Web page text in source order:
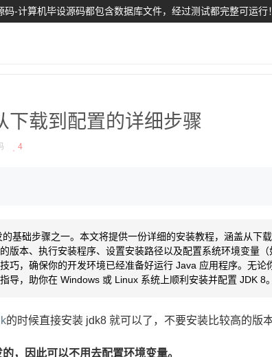
码-计算机毕设源码都包含数据库文件，经过测试都完整可运行
下载到配置的详细步骤
4
基础步骤之一。本文将提供一份详细的安装教程，涵盖从下
版本、执行安装程序、设置安装路径以及配置系统环境变量（
巧，确保你的开发环境已经准备好运行 Java 应用程序。无论
导，助你在 Windows 或 Linux 系统上顺利安装并配置 JDK 8。
的时候直接安装 jdk8 就可以了，不要安装比较高的版本
，因此可以不用去配置环境变量。